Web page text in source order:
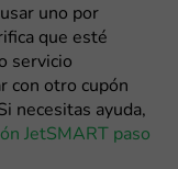
uno por
que esté
servicio
con otro cupón
necesitas ayuda,
JetSMART paso